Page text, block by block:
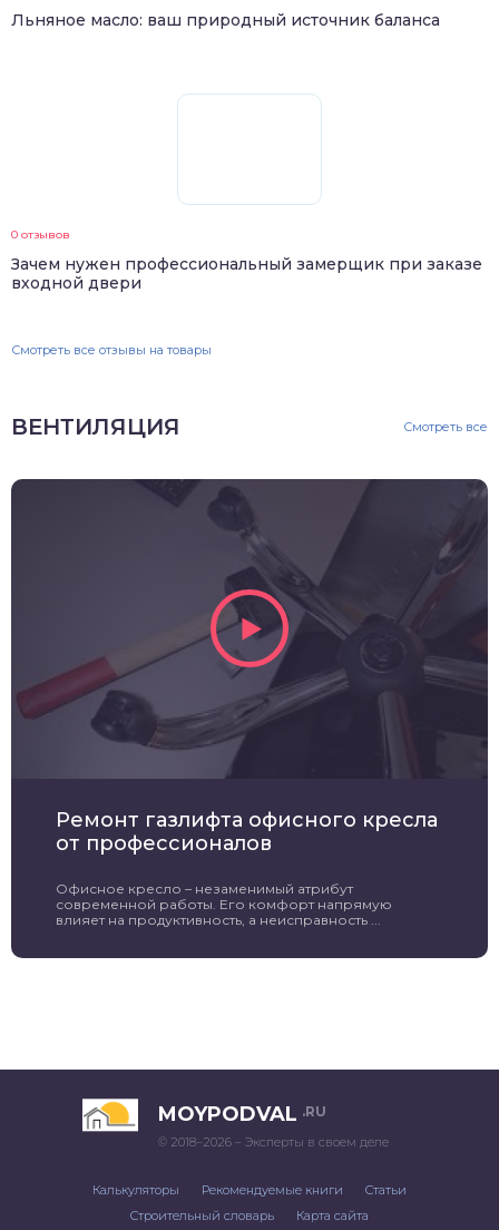
Льняное масло: ваш природный источник баланса
0 отзывов
Зачем нужен профессиональный замерщик при заказе
входной двери
Смотреть все отзывы на товары
ВЕНТИЛЯЦИЯ Смотреть все
Ремонт газлифта офисного кресла
от профессионалов
Офисное кресло – незаменимый атрибут
современной работы. Его комфорт напрямую
влияет на продуктивность, а неисправность ...
MOYPODVAL .RU
© 2018–2026 – Эксперты в своем деле
Калькуляторы Рекомендуемые книги
Статьи
Строительный словарь
Карта сайта